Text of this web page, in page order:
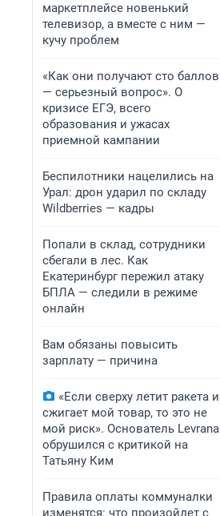
маркетплейсе новенький
телевизор, а вместе с ним —
кучу проблем
«Как они получают сто баллов
— серьезный вопрос». О
кризисе ЕГЭ, всего
образования и ужасах
приемной кампании
Беспилотники нацелились на
Урал: дрон ударил по складу
Wildberries — кадры
Попали в склад, сотрудники
сбегали в лес. Как
Екатеринбург пережил атаку
БПЛА — следили в режиме
онлайн
Вам обязаны повысить
зарплату — причина
«Если сверху летит ракета и
сжигает мой товар, то это не
мой риск». Основатель Levrana
обрушился с критикой на
Татьяну Ким
Правила оплаты коммуналки
изменятся: что произойдет с